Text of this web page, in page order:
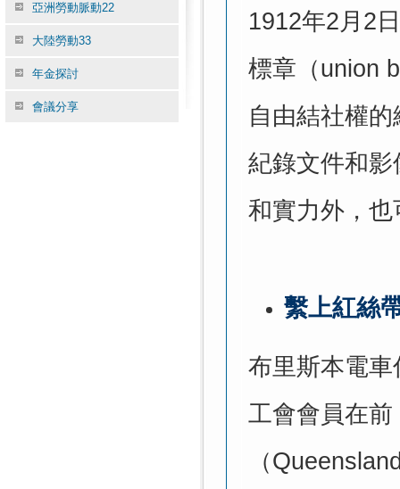
亞洲勞動脈動22
大陸勞動33
年金探討
會議分享
1912年2月 2
標章（union
自由結社權
紀錄文件和
和實力外，
繫上紅絲
布里斯本電
工會會員在
（